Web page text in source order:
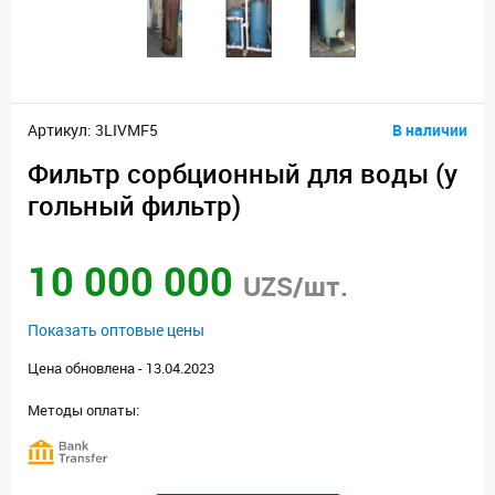
Артикул: 3LIVMF5 В наличии
Фильтр сорбционный для воды (у
гольный фильтр)
10 000 000 UZS/шт.
Показать оптовые цены
Цена обновлена - 13.04.2023
Методы оплаты: